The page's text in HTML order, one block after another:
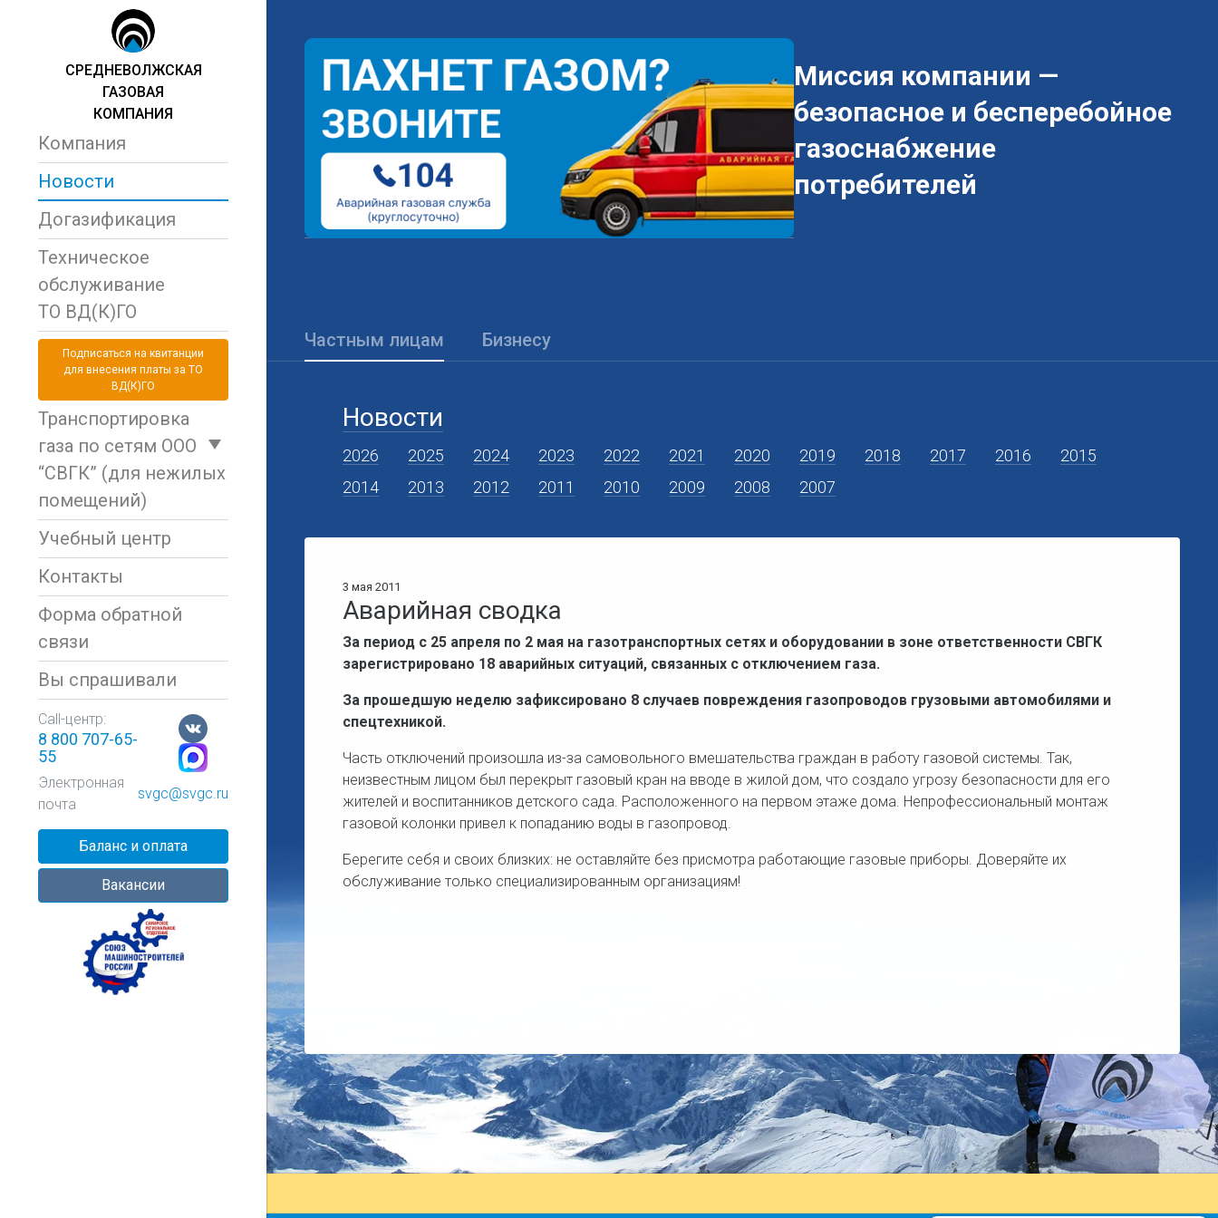
СРЕДНЕВОЛЖСКАЯ
ГАЗОВАЯ
КОМПАНИЯ
Компания
Новости
Догазификация
Техническое
обслуживание
ТО ВД(К)ГО
Подписаться на квитанции
для внесения платы за ТО
ВД(К)ГО
Транспортировка
газа по сетям ООО
“СВГК” (для нежилых
помещений)
Учебный центр
Контакты
Форма обратной
связи
Вы спрашивали
Call-центр:
8 800 707-65-
55
Электронная
почта
svgc@svgc.ru
Баланс и оплата
Вакансии
Миссия компании —
безопасное и бесперебойное
газоснабжение
потребителей
Частным лицам Бизнесу
Новости
2026 2025 2024 2023 2022 2021 2020 2019 2018 2017 2016
2015
2014
2013 2012 2011 2010 2009 2008 2007
3 мая 2011
Аварийная сводка
За период с 25 апреля по 2 мая на газотранспортных сетях и оборудовании в зоне ответственности СВГК
зарегистрировано 18 аварийных ситуаций, связанных с отключением газа.
За прошедшую неделю зафиксировано 8 случаев повреждения газопроводов грузовыми автомобилями и
спецтехникой.
Часть отключений произошла из-за самовольного вмешательства граждан в работу газовой системы. Так,
неизвестным лицом был перекрыт газовый кран на вводе в жилой дом, что создало угрозу безопасности для его
жителей и воспитанников детского сада. Расположенного на первом этаже дома. Непрофессиональный монтаж
газовой колонки привел к попаданию воды в газопровод.
Берегите себя и своих близких: не оставляйте без присмотра работающие газовые приборы. Доверяйте их
обслуживание только специализированным организациям!